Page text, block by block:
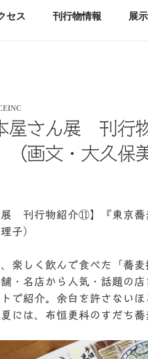
セス 刊行物情報 展
屋さん展 刊行
（画文・大久
展 刊行物紹介⑪】『東京蕎
子）
楽しく飲んで食べた「蕎
・名店から人気・話題の
で紹介。余白を許さない
には、布恒更科のすだち蕎